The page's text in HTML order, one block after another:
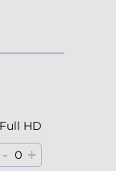
HD
- 0 +